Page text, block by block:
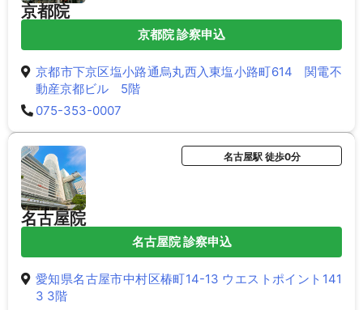
京都院
京都院 診察申込
京都市下京区塩小路通烏丸西入東塩小路町614 関電不
動産京都ビル 5階
075-353-0007
名古屋院
名古屋駅 徒歩0分
名古屋院 診察申込
愛知県名古屋市中村区椿町14-13 ウエストポイント141
3 3階